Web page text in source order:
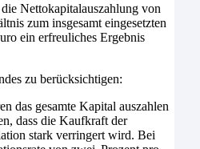
Nettokapitalauszahlung von
zum insgesamt eingesetzten
ein erfreuliches Ergebnis
zu berücksichtigen:
das gesamte Kapital auszahlen
dass die Kaufkraft der
stark verringert wird. Bei